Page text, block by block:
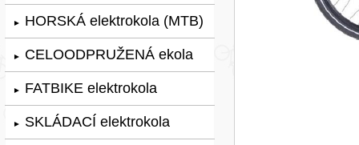
► HORSKÁ elektrokola (MTB)
► CELOODPRUŽENÁ ekola
► FATBIKE elektrokola
► SKLÁDACÍ elektrokola